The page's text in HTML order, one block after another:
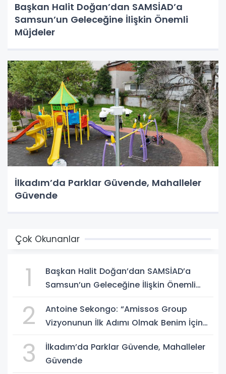
Başkan Halit Doğan’dan SAMSİAD’a
Samsun’un Geleceğine İlişkin Önemli
Müjdeler
İlkadım’da Parklar Güvende, Mahalleler
Güvende
Çok Okunanlar
1
Başkan Halit Doğan’dan SAMSİAD’a
Samsun’un Geleceğine İlişkin Önemli
2
Antoine Sekongo: “Amissos Group
Vizyonunun İlk Adımı Olmak Benim İçin
3
İlkadım’da Parklar Güvende, Mahalleler
Güvende